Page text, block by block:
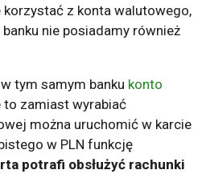
z konta walutowego,
nie posiadamy również
tym samym banku konto
zamiast wyrabiać
można uruchomić w karcie
w PLN funkcję
potrafi obsłużyć rachunki